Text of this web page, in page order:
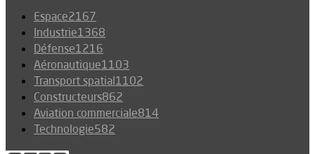
Espace2167
Industrie1368
Défense1216
Aéronautique1103
Transport spatial1102
Constructeurs862
Aviation commerciale814
Technologie582